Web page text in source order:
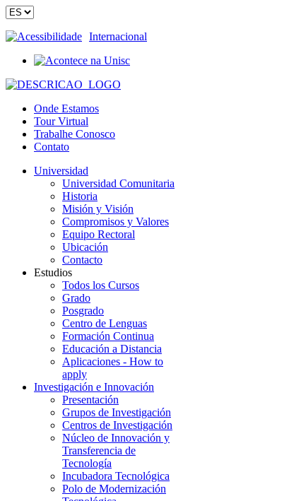
Acessibilidade Internacional
Onde Estamos
Tour Virtual
Trabalhe Conosco
Contato
Universidad
Universidad Comunitaria
Historia
Misión y Visión
Compromisos y Valores
Equipo Rectoral
Ubicación
Contacto
Estudios
Todos los Cursos
Grado
Posgrado
Centro de Lenguas
Formación Continua
Educación a Distancia
Aplicaciones - How to
apply
Investigación e Innovación
Presentación
Grupos de Investigación
Centros de Investigación
Núcleo de Innovación y
Transferencia de
Tecnología
Incubadora Tecnológica
Polo de Modernización